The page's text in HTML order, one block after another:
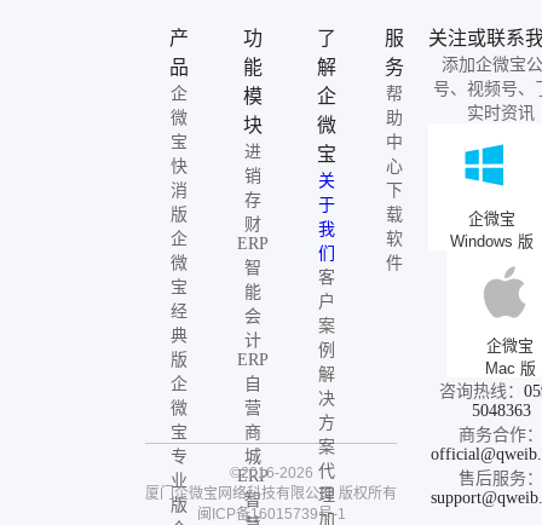
产
品
企
微
宝
快
消
版
企
微
宝
经
典
版
企
微
宝
专
业
版
功
能
模
块
进
销
存
财
ERP
智
能
会
计
ERP
自
营
商
城
ERP
智
了
解
企
微
宝
关
于
我
们
客
户
案
例
解
决
方
案
代
理
加
服
务
帮
助
中
心
下
载
软
件
关注或联系
添加企微宝
号、视频号、
实时资讯
企微宝
Windows 版
企微宝
Mac 版
咨询热线：
5048363
商务合作：
售后服务：
©2016-2026
厦门企微宝网络科技有限公司 版权所有
闽ICP备16015739号-1